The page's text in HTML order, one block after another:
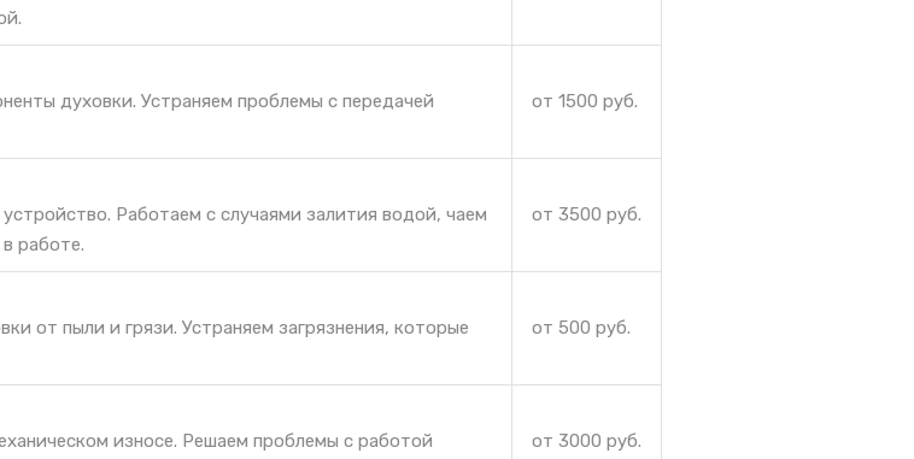
духовки. Устраняем проблемы с передачей
от 1500 руб.
Работаем с случаями залития водой, чаем
работе.
от 3500 руб.
от пыли и грязи. Устраняем загрязнения, которые
от 500 руб.
износе. Решаем проблемы с работой
от 3000 руб.